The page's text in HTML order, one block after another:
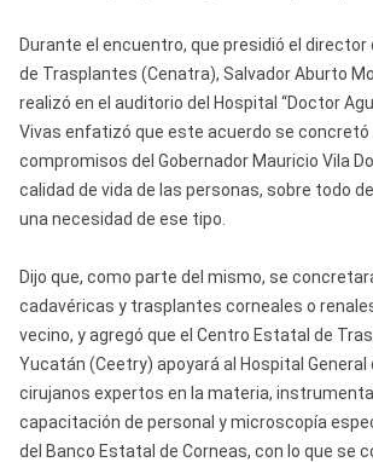
Durante el encuentro, que presidió el director
de Trasplantes (Cenatra), Salvador Aburto
realizó en el auditorio del Hospital “Doctor
Vivas enfatizó que este acuerdo se concretó
compromisos del Gobernador Mauricio Vila
calidad de vida de las personas, sobre todo
una necesidad de ese tipo.
Dijo que, como parte del mismo, se
cadavéricas y trasplantes corneales o
vecino, y agregó que el Centro Estatal de
Yucatán (Ceetry) apoyará al Hospital
cirujanos expertos en la materia,
capacitación de personal y microscopía
del Banco Estatal de Corneas, con lo que se